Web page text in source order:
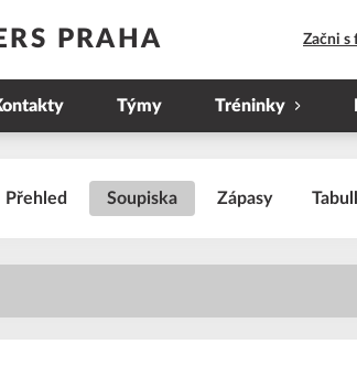
PRAHA Začni s
Týmy Tréninky
Přehled Soupiska Zápasy